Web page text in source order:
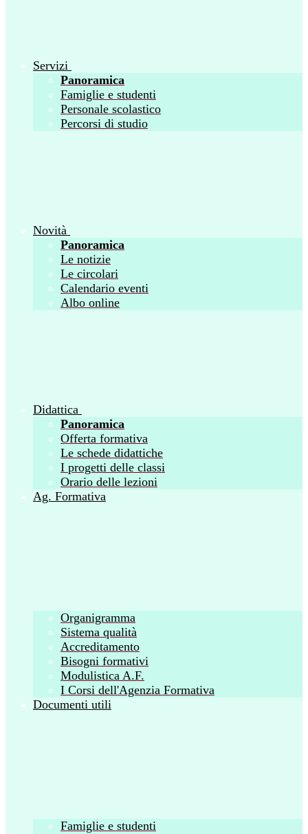
Servizi
Panoramica
Famiglie e studenti
Personale scolastico
Percorsi di studio
Novità
Panoramica
Le notizie
Le circolari
Calendario eventi
Albo online
Didattica
Panoramica
Offerta formativa
Le schede didattiche
I progetti delle classi
Orario delle lezioni
Ag. Formativa
Organigramma
Sistema qualità
Accreditamento
Bisogni formativi
Modulistica A.F.
I Corsi dell'Agenzia Formativa
Documenti utili
Famiglie e studenti